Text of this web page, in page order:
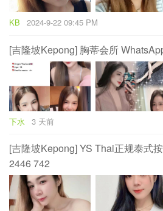
KB 2024-9-22 09:45 PM
[吉隆坡Kepong] 胸蒂会所
下水 3 天前
[吉隆坡Kepong] YS Thai正规泰式
2446 742